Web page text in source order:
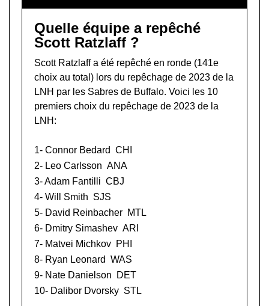
Quelle équipe a repêché
Scott Ratzlaff ?
Scott Ratzlaff a été repêché en ronde (141e
choix au total) lors du repêchage de 2023 de la
LNH par les Sabres de Buffalo. Voici les 10
premiers choix du repêchage de 2023 de la
LNH:
1- Connor Bedard CHI
2- Leo Carlsson ANA
3-Adam Fantilli CBJ
4- Will Smith SJS
5- David Reinbacher MTL
6- Dmitry Simashev ARI
7- Matvei Michkov PHI
8- Ryan Leonard WAS
9- Nate Danielson
DET
10- Dalibor Dvorsky STL